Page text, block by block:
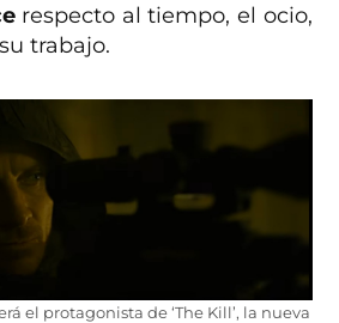
respecto al tiempo, el ocio,
trabajo.
el protagonista de ‘The Kill’, la nueva